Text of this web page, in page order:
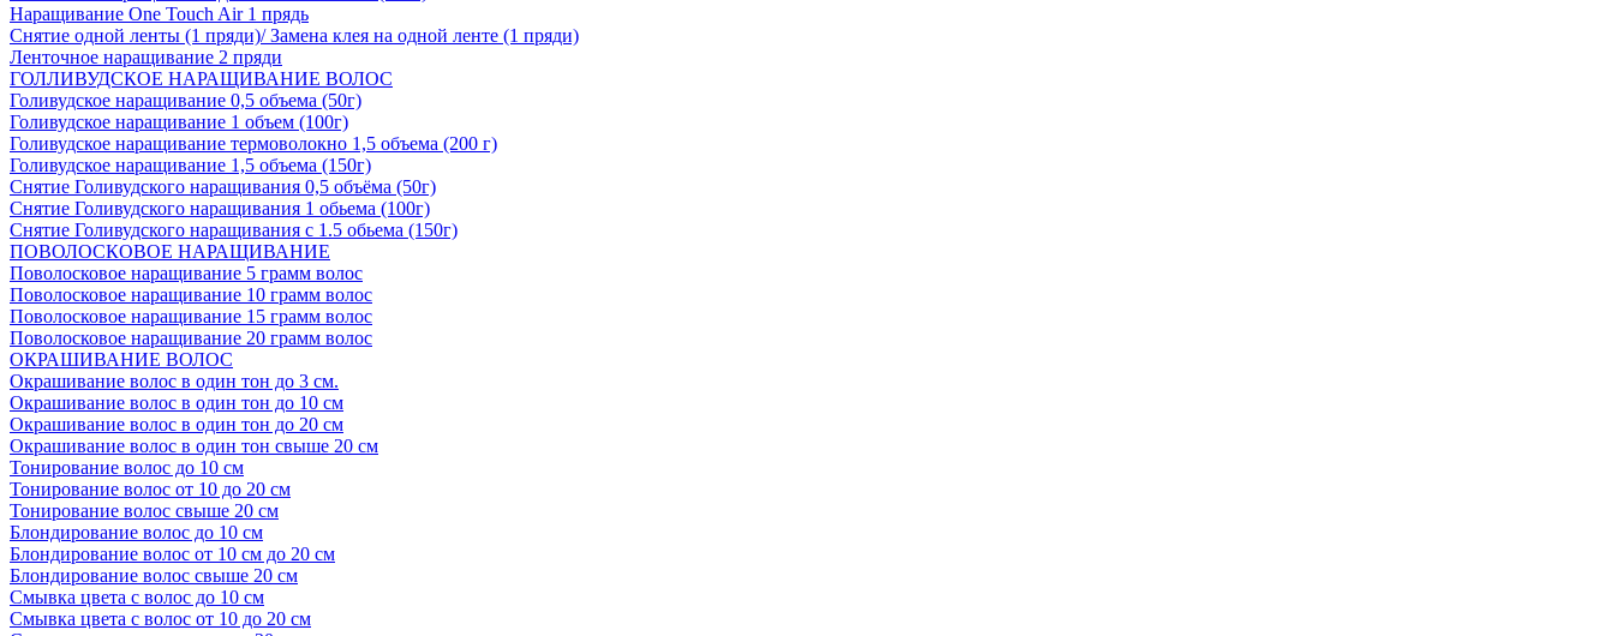
Наращивание One Touch Air 1 прядь
Снятие одной ленты (1 пряди)/ Замена клея на одной ленте (1 пряди)
Ленточное наращивание 2 пряди
ГОЛЛИВУДСКОЕ НАРАЩИВАНИЕ ВОЛОС
Голивудское наращивание 0,5 объема (50г)
Голивудское наращивание 1 объем (100г)
Голивудское наращивание термоволокно 1,5 объема (200 г)
Голивудское наращивание 1,5 объема (150г)
Снятие Голивудского наращивания 0,5 объёма (50г)
Снятие Голивудского наращивания 1 обьема (100г)
Снятие Голивудского наращивания с 1.5 обьема (150г)
ПОВОЛОСКОВОЕ НАРАЩИВАНИЕ
Поволосковое наращивание 5 грамм волос
Поволосковое наращивание 10 грамм волос
Поволосковое наращивание 15 грамм волос
Поволосковое наращивание 20 грамм волос
ОКРАШИВАНИЕ ВОЛОС
Окрашивание волос в один тон до 3 см.
Окрашивание волос в один тон до 10 см
Окрашивание волос в один тон до 20 см
Окрашивание волос в один тон свыше 20 см
Тонирование волос до 10 см
Тонирование волос от 10 до 20 см
Тонирование волос свыше 20 см
Блондирование волос до 10 см
Блондирование волос от 10 см до 20 см
Блондирование волос свыше 20 см
Смывка цвета с волос до 10 см
Смывка цвета с волос от 10 до 20 см